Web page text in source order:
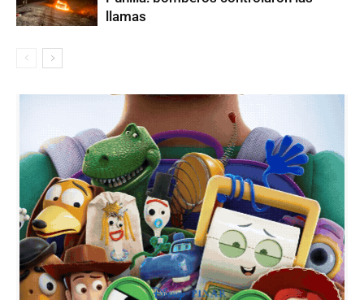
llamas